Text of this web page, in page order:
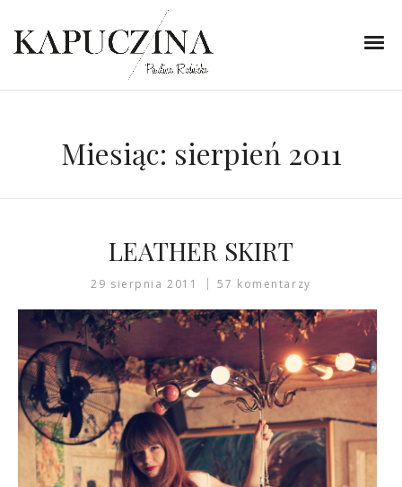
Miesiąc: sierpień 2011
LEATHER SKIRT
29 sierpnia 2011 57 komentarzy